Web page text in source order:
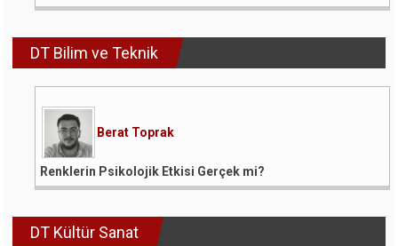
DT Bilim ve Teknik
Berat Toprak
Renklerin Psikolojik Etkisi Gerçek mi?
DT Kültür Sanat